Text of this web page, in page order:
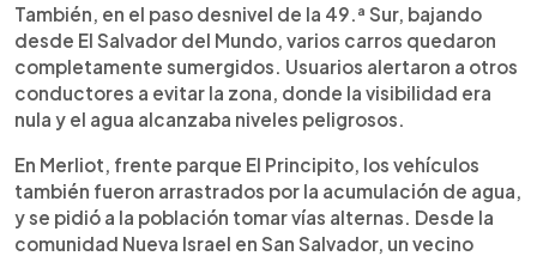
También, en el paso desnivel de la 49.ª Sur, bajando
desde El Salvador del Mundo, varios carros quedaron
completamente sumergidos. Usuarios alertaron a otros
conductores a evitar la zona, donde la visibilidad era
nula y el agua alcanzaba niveles peligrosos.
En Merliot, frente parque El Principito, los vehículos
también fueron arrastrados por la acumulación de agua,
y se pidió a la población tomar vías alternas. Desde la
comunidad Nueva Israel en San Salvador, un vecino